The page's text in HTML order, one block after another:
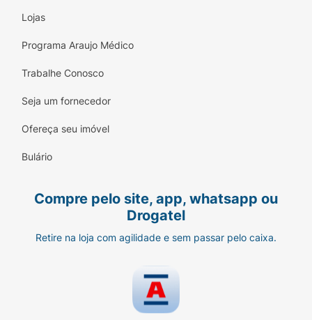
Lojas
Programa Araujo Médico
Trabalhe Conosco
Seja um fornecedor
Ofereça seu imóvel
Bulário
Compre pelo site, app, whatsapp ou
Drogatel
Retire na loja com agilidade e sem passar pelo caixa.